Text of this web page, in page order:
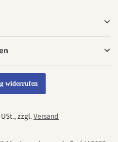
widerrufen
zzgl.Versand